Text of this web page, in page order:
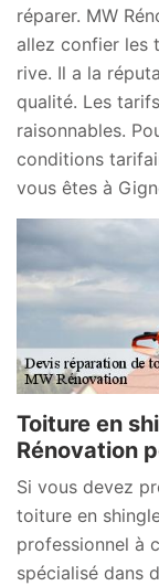
réparer. MW
allez confier les
rive. Il a la
qualité. Les
raisonnables.
conditions
vous êtes à
Toiture en
Rénovation
Si vous devez
toiture en
professionnel à
spécialisé dans